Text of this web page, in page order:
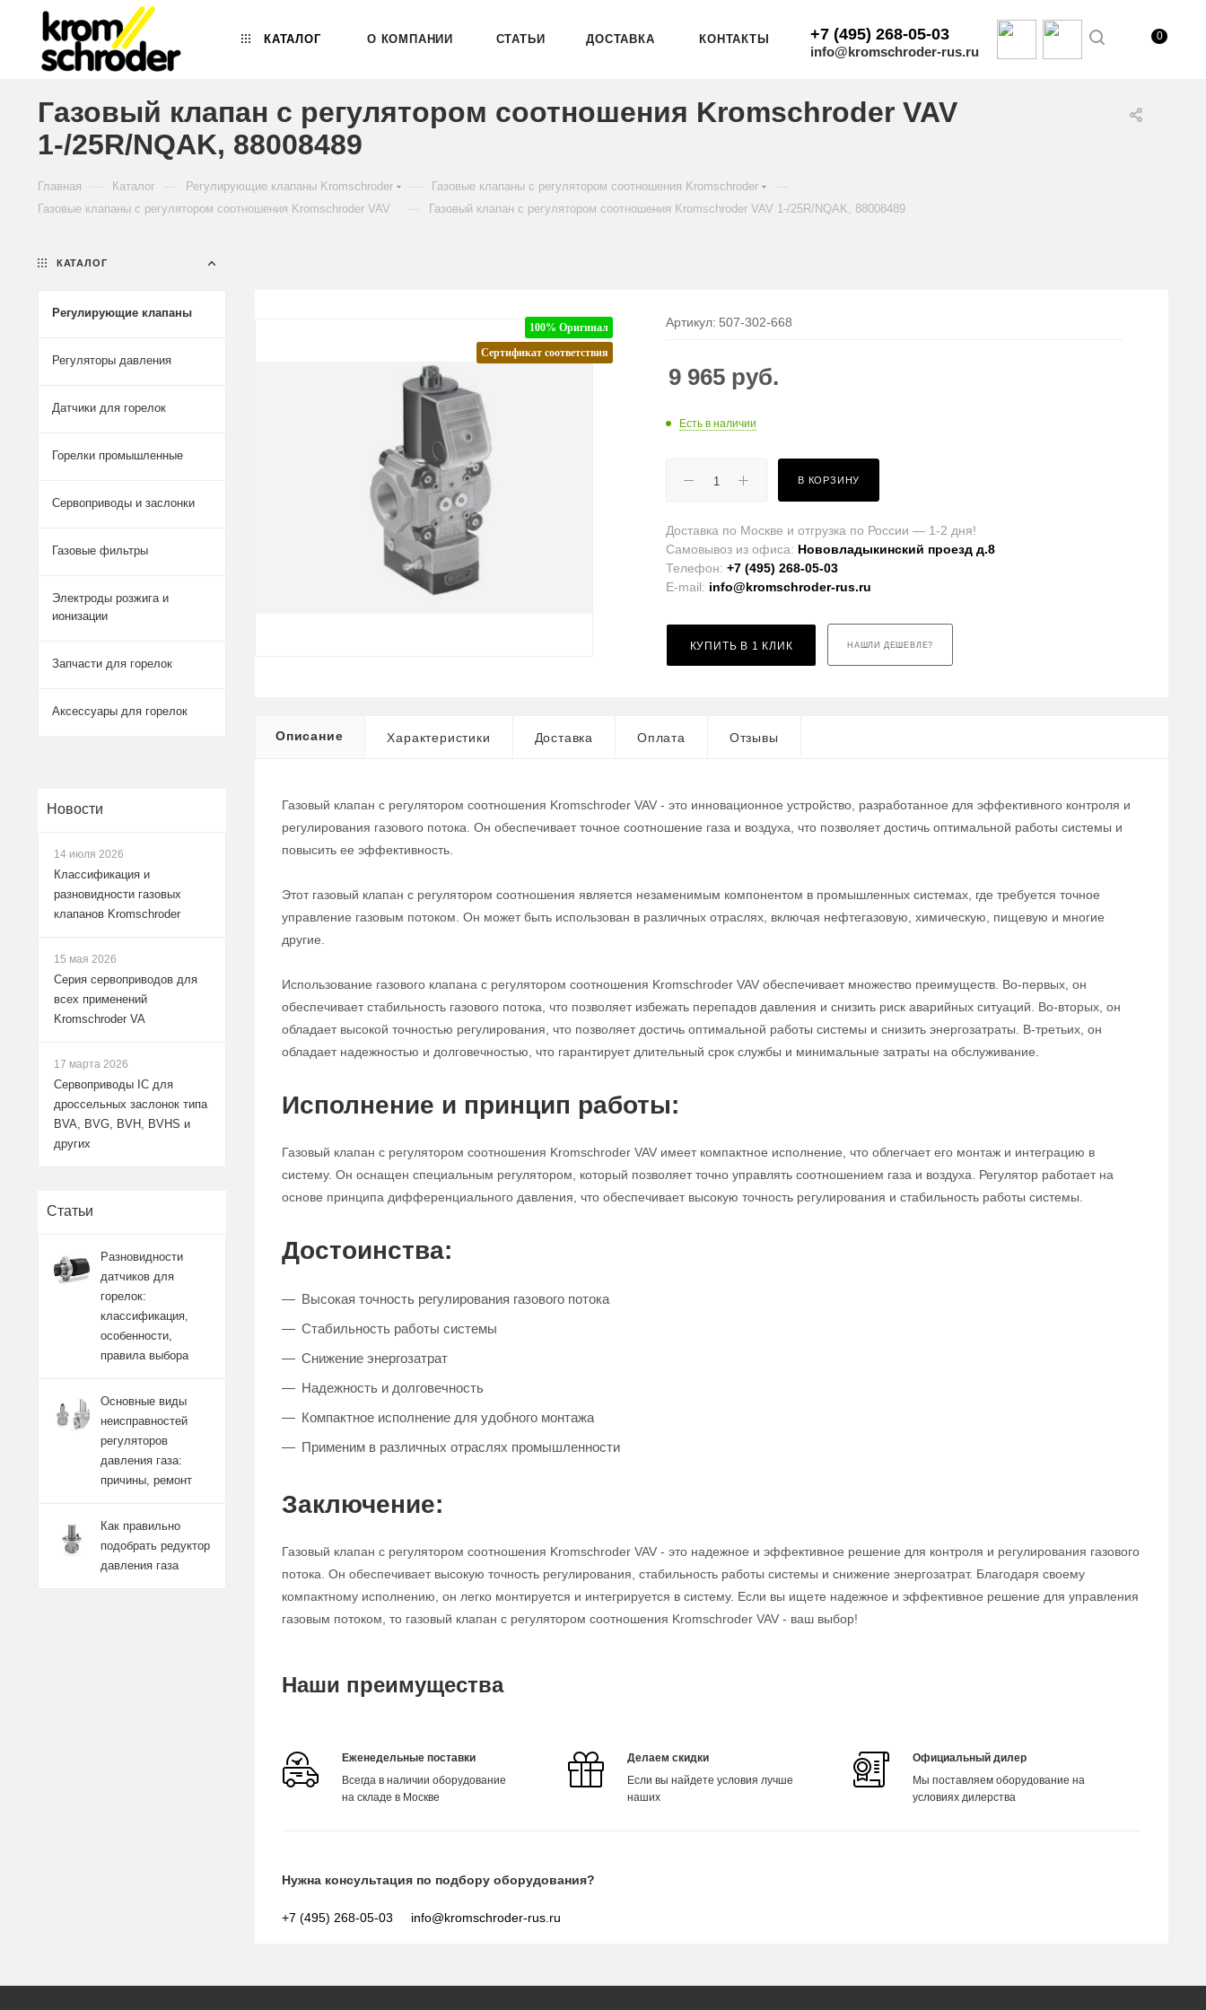
КАТАЛОГ О КОМПАНИИ СТАТЬИ ДОСТАВКА КОНТАКТЫ +7 (495) 268-05-03
info@kromschroder-rus.ru
0
Газовый клапан с регулятором соотношения Kromschroder VAV
1-/25R/NQAK, 88008489
Главная Каталог Регулирующие клапаны Kromschroder Газовые клапаны с регулятором соотношения Kromschroder
Газовые клапаны с регулятором соотношения Kromschroder VAV Газовый клапан с регулятором соотношения Kromschroder VAV 1-/25R/NQAK, 88008489
100% Оригинал
Сертификат соответствия
Артикул: 507-302-668
9 965 руб.
Есть в наличии
В КОРЗИНУ
Доставка по Москве и отгрузка по России — 1-2 дня!
Самовывоз из офиса: Нововладыкинский проезд д.8
Телефон:+7 (495) 268-05-03
E-mail: info@kromschroder-rus.ru
КУПИТЬ В 1 КЛИК НАШЛИ ДЕШЕВЛЕ?
Описание Характеристики Доставка Оплата Отзывы
Газовый клапан с регулятором соотношения Kromschroder VAV - это инновационное устройство, разработанное для эффективного контроля и
регулирования газового потока. Он обеспечивает точное соотношение газа и воздуха, что позволяет достичь оптимальной работы системы и
повысить ее эффективность.
Этот газовый клапан с регулятором соотношения является незаменимым компонентом в промышленных системах, где требуется точное
управление газовым потоком. Он может быть использован в различных отраслях, включая нефтегазовую, химическую, пищевую и многие
другие.
Использование газового клапана с регулятором соотношения Kromschroder VAV обеспечивает множество преимуществ. Во-первых, он
обеспечивает стабильность газового потока, что позволяет избежать перепадов давления и снизить риск аварийных ситуаций. Во-вторых, он
обладает высокой точностью регулирования, что позволяет достичь оптимальной работы системы и снизить энергозатраты. В-третьих, он
обладает надежностью и долговечностью, что гарантирует длительный срок службы и минимальные затраты на обслуживание.
Исполнение и принцип работы:
Газовый клапан с регулятором соотношения Kromschroder VAV имеет компактное исполнение, что облегчает его монтаж и интеграцию в
систему. Он оснащен специальным регулятором, который позволяет точно управлять соотношением газа и воздуха. Регулятор работает на
основе принципа дифференциального давления, что обеспечивает высокую точность регулирования и стабильность работы системы.
Достоинства:
Высокая точность регулирования газового потока
Стабильность работы системы
Снижение энергозатрат
Надежность и долговечность
Компактное исполнение для удобного монтажа
Применим в различных отраслях промышленности
Заключение:
Газовый клапан с регулятором соотношения Kromschroder VAV - это надежное и эффективное решение для контроля и регулирования газового
потока. Он обеспечивает высокую точность регулирования, стабильность работы системы и снижение энергозатрат. Благодаря своему
компактному исполнению, он легко монтируется и интегрируется в систему. Если вы ищете надежное и эффективное решение для управления
газовым потоком, то газовый клапан с регулятором соотношения Kromschroder VAV - ваш выбор!
Наши преимущества
Еженедельные поставки
Всегда в наличии оборудование
на складе в Москве
Делаем скидки
Если вы найдете условия лучше
наших
Официальный дилер
Мы поставляем оборудование на
условиях дилерства
Нужна консультация по подбору оборудования?
+7 (495) 268-05-03 info@kromschroder-rus.ru
КАТАЛОГ
Регулирующие клапаны
Регуляторы давления
Датчики для горелок
Горелки промышленные
Сервоприводы и заслонки
Газовые фильтры
Электроды розжига и
ионизации
Запчасти для горелок
Аксессуары для горелок
Новости
14 июля 2026
Классификация и
разновидности газовых
клапанов Kromschroder
15 мая 2026
Серия сервоприводов для
всех применений
Kromschroder VA
17 марта 2026
Сервоприводы IC для
дроссельных заслонок типа
BVA, BVG, BVH, BVHS и
других
Статьи
Разновидности
датчиков для
горелок:
классификация,
особенности,
правила выбора
Основные виды
неисправностей
регуляторов
давления газа:
причины, ремонт
Как правильно
подобрать редуктор
давления газа